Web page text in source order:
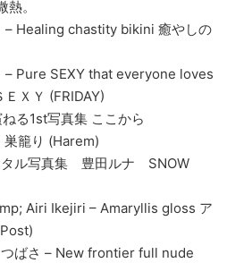
。
– Healing chastity bikini 癒やしの
– Pure SEXY that everyone loves
ＸＹ (FRIDAY)
る1st写真集 ここから
籠り (Harem)
タル写真集 豊田ルナ SNOW
Airi Ikejiri – Amaryllis gloss ア
ばさ – New frontier full nude